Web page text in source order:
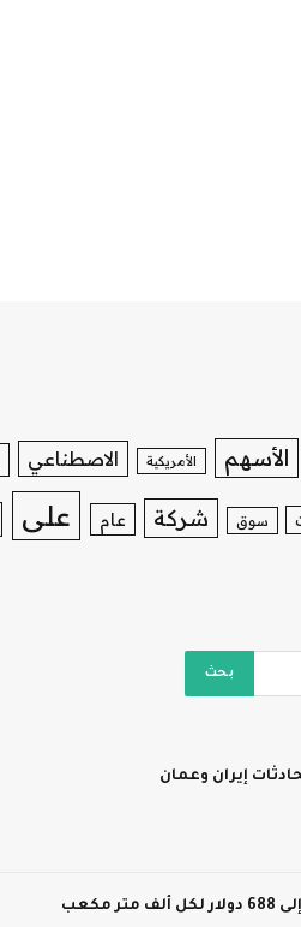
الأسهم الأمريكية الاصطناعي
سوق شركة عام على
إيران وعمان